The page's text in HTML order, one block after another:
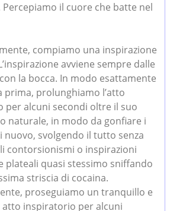
Percepiamo il cuore che batte nel
compiamo una inspirazione
avviene sempre dalle
la bocca. In modo esattamente
prima, prolunghiamo l’atto
per alcuni secondi oltre il suo
naturale, in modo da gonfiare i
nuovo, svolgendo il tutto senza
contorsionismi o inspirazioni
plateali quasi stessimo sniffando
striscia di cocaina.
proseguiamo un tranquillo e
inspiratorio per alcuni